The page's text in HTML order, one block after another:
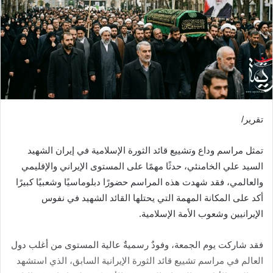
تقریر/
تمثل مراسم وداع وتشييع قائد الثورة الإسلامية في إيران الشهيد
السيد علي الخامنئي، حدثًا مهمًا على المستوى الإيراني والإقليمي
والعالمي، فقد شهدت هذه المراسم حضورًا دبلوماسيًا وشعبيًا كبيرًا
أكد على المكانة المهمة التي يحتلها القائد الشهيد في نفوس
الإيرانيين وشعوب الأمة الإسلامية.
فقد شاركت يوم الجمعة، وفودٌ رسميةٌ عالية المستوى من أغلب دول
العالم في مراسم تشييع قائد الثورة الإيرانية السابق، الذي استشهد